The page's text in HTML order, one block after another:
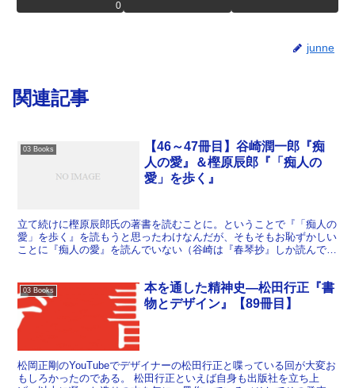
0
junne
関連記事
03 Books
【46～47冊目】谷崎潤一郎『痴
人の愛』＆樫原辰郎『「痴人の
愛」を歩く』
立て続けに樫原辰郎氏の著書を読むことに。ということで『「痴人の
愛」を歩く』を読もうと思ったわけなんだが、そもそもお恥ずかしい
ことに『痴人の愛』を読んでいない（谷崎は『春琴抄』しか読んでな
03 Books
本を通した精神史―松田行正『書
物とデザイン』【89冊目】
松岡正剛のYouTubeでデザイナーの松田行正と喋っている回が大変お
もしろかったのである。 松田行正といえば自身も出版社を立ち上